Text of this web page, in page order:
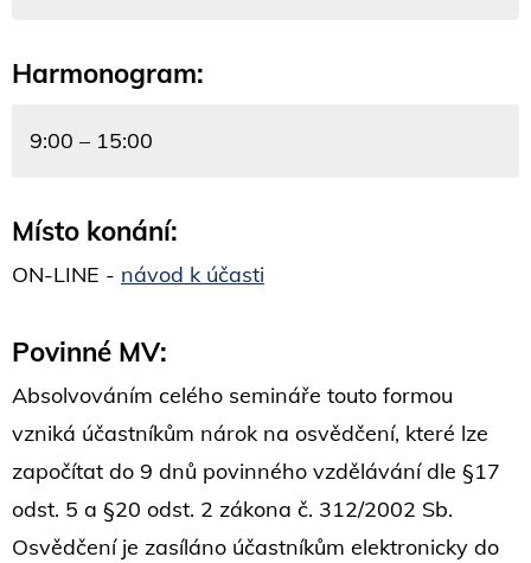
Harmonogram:
9:00 – 15:00
Místo konání:
ON-LINE - návod k účasti
Povinné MV:
Absolvováním celého semináře touto formou
vzniká účastníkům nárok na osvědčení, které lze
započítat do 9 dnů povinného vzdělávání dle §17
odst. 5 a §20 odst. 2 zákona č. 312/2002 Sb.
Osvědčení je zasíláno účastníkům elektronicky do